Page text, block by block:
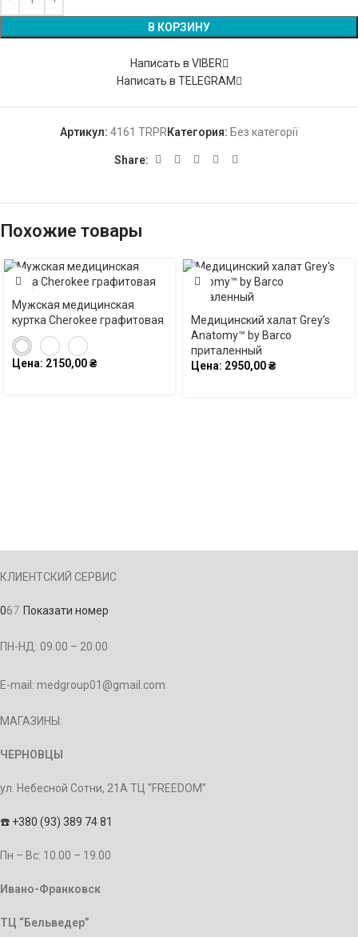
В КОРЗИНУ
Написать в VIBER
Написать в TELEGRAM
Артикул: 4161 TRPRКатегория: Без категорії
Share:
Похожие товары
Мужская медицинская
куртка Cherokee графитовая
Цена: 2150,00₴
Медицинский халат Grey’s
Anatomy™ by Barco
приталенный
Цена: 2950,00₴
КЛИЕНТСКИЙ СЕРВИС
067 Показати номер
ПН-НД: 09.00 – 20.00
E-mail: medgroup01@gmail.com
МАГАЗИНЫ:
ЧЕРНОВЦЫ
ул. Небесной Сотни, 21А ТЦ “FREEDOM”
☎️ +380 (93) 389 74 81
Пн – Bc: 10.00 – 19.00
Ивано-Франковск
ТЦ “Бельведер”